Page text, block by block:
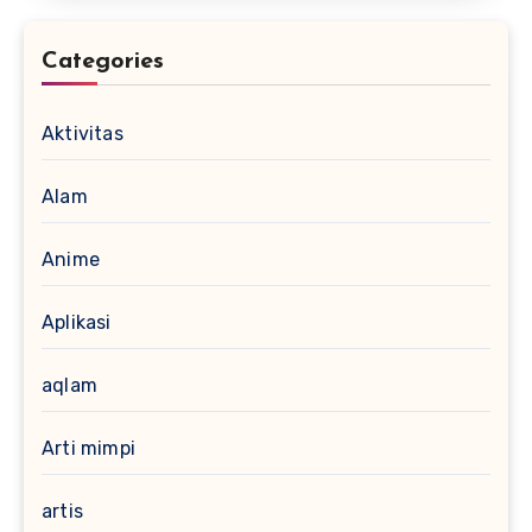
Categories
Aktivitas
Alam
Anime
Aplikasi
aqlam
Arti mimpi
artis